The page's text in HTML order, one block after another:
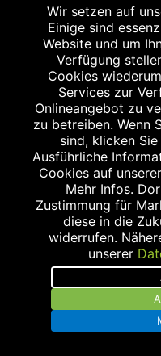
Tel.:
Fax:
Allee am
Tel.:
Fax:
Wir setzen auf
Einige sind
Website und um
Verfügung
Cookies
Services zur
Onlineangebot zu
zu betreiben. Wenn
sind, klicken
Ausführliche
Cookies auf
Mehr Infos.
Zustimmung für
diese in die
widerrufen.
unserer